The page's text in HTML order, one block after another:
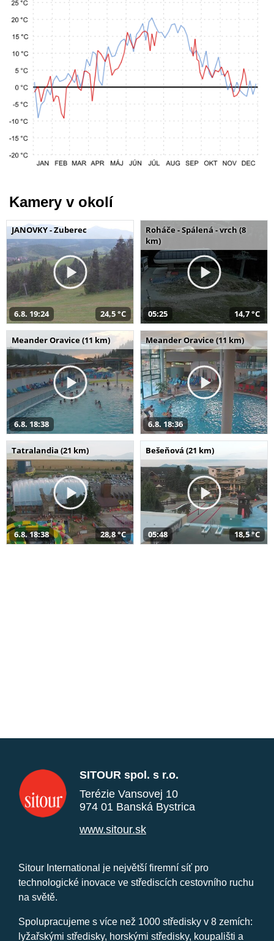
Kamery v okolí
JANOVKY - Zuberec
6.8. 19:24 24,5 °C
Roháče - Spálená - vrch (8
km)
05:25 14,7 °C
Meander Oravice (11 km)
6.8. 18:38
Meander Oravice (11 km)
6.8. 18:36
Tatralandia (21 km)
6.8. 18:38 28,8 °C
Bešeňová (21 km)
05:48 18,5 °C
SITOUR spol. s r.o.
Terézie Vansovej 10
974 01 Banská Bystrica
www.sitour.sk
Sitour International je největší firemní síť pro
technologické inovace ve střediscích cestovního ruchu
na světě.
Spolupracujeme s více než 1000 středisky v 8 zemích:
lyžařskými středisky, horskými středisky, koupališti a